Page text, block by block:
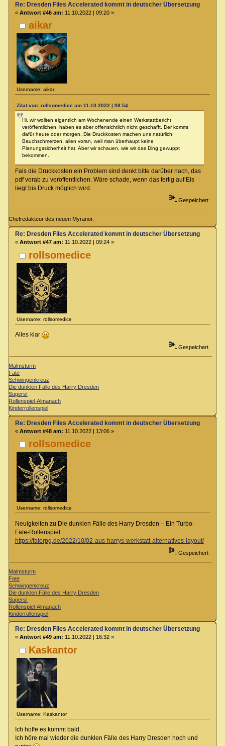
aikar
Username: aikar
Re: Dresden Files Accelerated kommt in deutscher Übersetzung
« Antwort #46 am: 11.10.2022 | 09:20 »
Zitat von: rollsomedice am 11.10.2022 | 08:54
Hi, wir wollten eigentlich am Wochenende einen Werkstattbericht
veröffentlichen, haben es aber offensichtlich nicht geschafft. Der kommt
dafür heute oder morgen. Die Druckkosten machen uns natürlich
Bauchschmerzen, allen voran, weil man überhaupt keine
Planungssicherheit hat. Aber wir schauen, wie wir das Ding gewuppt
bekommen.
Fals die Druckkosten ein Problem sind denkt bitte darüber nach, das
pdf vorab zu veröffentlichen. Wäre schade, wenn das fertig auf Eis
liegt bis Druck möglich wird.
Gespeichert
Chefredakteur des neuen Myranor.
rollsomedice
Username: rollsomedice
Re: Dresden Files Accelerated kommt in deutscher Übersetzung
« Antwort #47 am: 11.10.2022 | 09:24 »
Alles klar
Gespeichert
Malmsturm
Fate
Schwingenkreuz
Die dunklen Fälle des Harry Dresden
Supers!
Rollenspiel-Almanach
Kinderrollenspiel
rollsomedice
Username: rollsomedice
Re: Dresden Files Accelerated kommt in deutscher Übersetzung
« Antwort #48 am: 11.10.2022 | 13:06 »
Neuigkeiten zu Die dunklen Fälle des Harry Dresden – Ein Turbo-
Fate-Rollenspiel
https://faterpg.de/2022/10/02-aus-harrys-werkstatt-alternatives-layout/
Gespeichert
Malmsturm
Fate
Schwingenkreuz
Die dunklen Fälle des Harry Dresden
Supers!
Rollenspiel-Almanach
Kinderrollenspiel
Kaskantor
Username: Kaskantor
Re: Dresden Files Accelerated kommt in deutscher Übersetzung
« Antwort #49 am: 11.10.2022 | 16:32 »
Ich hoffe es kommt bald.
Ich höre mal wieder die dunklen Fälle des Harry Dresden hoch und